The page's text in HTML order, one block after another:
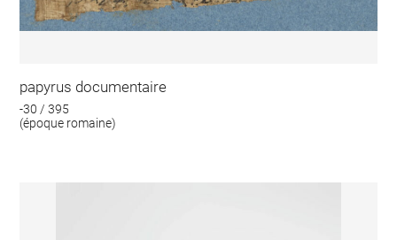
papyrus documentaire
-30 / 395
(époque romaine)